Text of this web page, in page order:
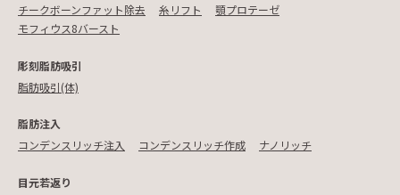
チークボーンファット除去
糸リフト
顎プロテーゼ
モフィウス8バースト
彫刻脂肪吸引
脂肪吸引(体)
脂肪注入
コンデンスリッチ注入
コンデンスリッチ作成 ナノリッチ
目元若返り